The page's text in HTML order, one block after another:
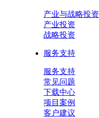
产业与战略投资
产业投资
战略投资
服务支持
服务支持
常见问题
下载中心
项目案例
客户建议